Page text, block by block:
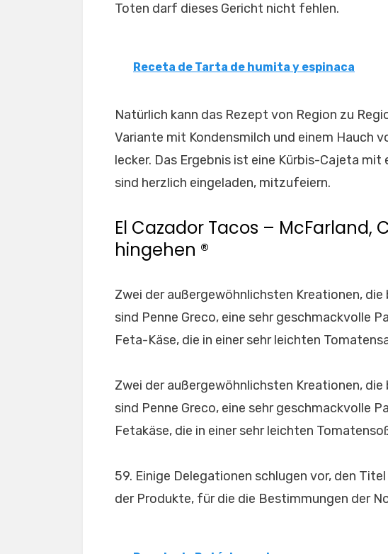
Toten darf dieses Gericht nicht fehlen.
Receta de Tarta de humita y espinaca
Natürlich kann das Rezept von Region zu
Variante mit Kondensmilch und einem Hauch
lecker. Das Ergebnis ist eine Kürbis-Cajeta mit
sind herzlich eingeladen, mitzufeiern.
El Cazador Tacos – McFarland,
hingehen ®
Zwei der außergewöhnlichsten Kreationen,
sind Penne Greco, eine sehr geschmackvolle
Feta-Käse, die in einer sehr leichten
Zwei der außergewöhnlichsten Kreationen,
sind Penne Greco, eine sehr geschmackvolle
Fetakäse, die in einer sehr leichten
59. Einige Delegationen schlugen vor, den
der Produkte, für die die Bestimmungen der